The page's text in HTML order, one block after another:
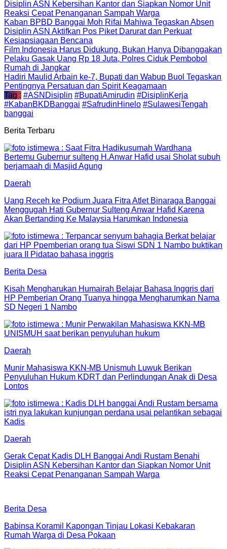
Disiplin ASN Kebersihan Kantor dan Siapkan Nomor Unit
Reaksi Cepat Penanganan Sampah Warga
Kaban BPBD Banggai Moh Rifai Mahiwa Tegaskan Absen
Disiplin ASN Aktifkan Pos Piket Darurat dan Perkuat
Kesiapsiagaan Bencana
Film Indonesia Harus Didukung, Bukan Hanya Dibanggakan
Pelaku Gasak Uang Rp 18 Juta, Polres Ciduk Pembobol
Rumah di Jangkar
Hadiri Maulid Arbain ke-7, Bupati dan Wabup Buol Tegaskan
Pentingnya Persatuan dan Spirit Keagamaan
Tag : #ASNDisiplin #BupatiAmirudin #DisiplinKerja
#KabanBKDBanggai #SafrudinHinelo #SulawesiTengah
banggai
Berita Terbaru
Daerah
Uang Receh ke Podium Juara Fitra Atlet Binaraga Banggai
Menggugah Hati Gubernur Sulteng Anwar Hafid Karena
Akan Bertanding Ke Malaysia Harumkan Indonesia
Berita Desa
Kisah Mengharukan Humairah Belajar Bahasa Inggris dari
HP Pemberian Orang Tuanya hingga Mengharumkan Nama
SD Negeri 1 Nambo
Daerah
Munir Mahasiswa KKN-MB Unismuh Luwuk Berikan
Penyuluhan Hukum KDRT dan Perlindungan Anak di Desa
Lontos
Daerah
Gerak Cepat Kadis DLH Banggai Andi Rustam Benahi
Disiplin ASN Kebersihan Kantor dan Siapkan Nomor Unit
Reaksi Cepat Penanganan Sampah Warga
Berita Desa
Babinsa Koramil Kapongan Tinjau Lokasi Kebakaran
Rumah Warga di Desa Pokaan